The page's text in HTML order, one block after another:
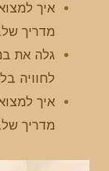
איך
מדריך
גלה את
לחוויה
איך
מדריך